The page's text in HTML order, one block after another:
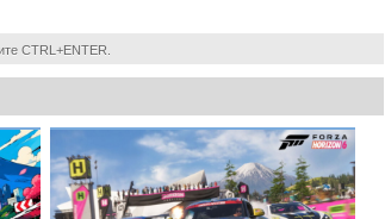
CTRL+ENTER.